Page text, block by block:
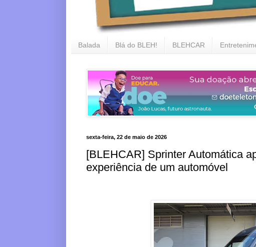
Balada Blá do BLEH! BLEHCAR
sexta-feira, 22 de maio de 2026
[BLEHCAR] Sprinter Automática
experiência de um automóvel